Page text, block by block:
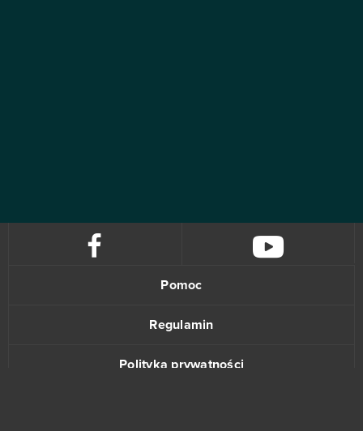
Pomoc
Regulamin
Polityka prywatności